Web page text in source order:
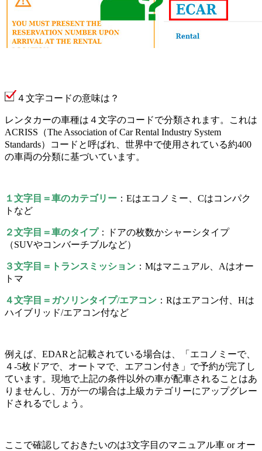
４文字コードの意味は？
レンタカーの車種は４文字のコードで分類されます。これは
ACRISS（The Association of Car Rental Industry System
Standards）コードと呼ばれ、世界中で使用されている約400
の車両の分類に基づいています。
１文字目＝車のカテゴリー ：Eはエコノミー、Cはコンパク
トなど
２文字目＝車のタイプ：ドアの枚数かシャーシタイプ
（SUVやコンバーチブルなど）
３文字目＝トランスミッション ：Mはマニュアル、Aはオー
トマ
４文字目＝ガソリンタイプ/エアコン ：Rはエアコン付、Hは
ハイブリッド/エアコン付など
例えば、EDARと記載されている場合は、「エコノミーで、
４-5枚ドアで、オートマで、エアコン付き」で予約が完了し
ています。現地で上記の条件以外の車が配車されることはあ
りませんし、万が一の場合は上級カテゴリーにアップグレー
ドされるでしょう。
ここで確認しておきたいのは3文字目のマニュアル車 or オー